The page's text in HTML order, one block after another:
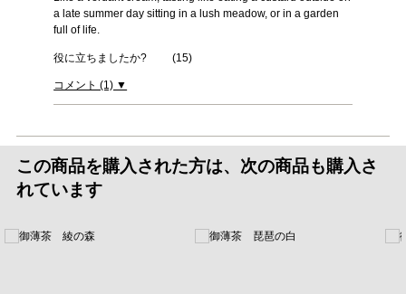
a late summer day sitting in a lush meadow, or in a garden
full of life.
役に立ちましたか? (15)
コメント (1) ▼
この商品を購入された方は、次の商品も購入さ
れています